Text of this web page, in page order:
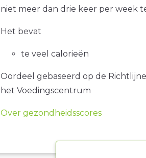
niet meer dan drie keer per week
Het bevat
te veel calorieën
Oordeel gebaseerd op de
het Voedingscentrum
Over gezondheidsscores